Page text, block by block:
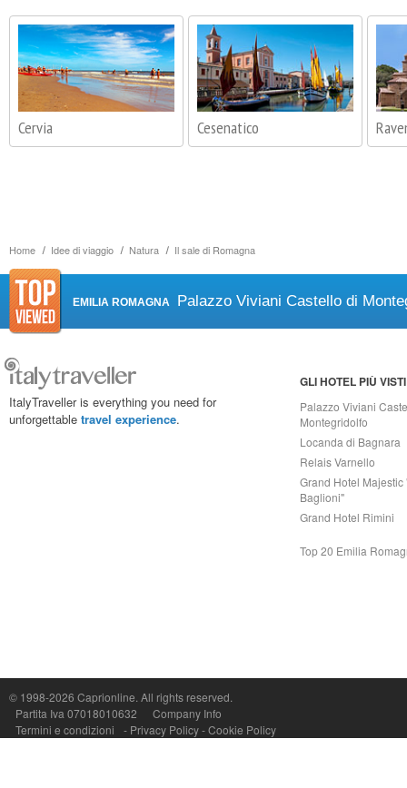
Home Idee di viaggio Natura Il sale di Romagna
Cervia Cesenatico
EMILIA ROMAGNA Palazzo Viviani Castello di
ItalyTraveller is everything you need for
unforgettable travel experience.
GLI HOTEL PIÙ VISTI
Palazzo Viviani
Montegridolfo
Locanda di Bagnara
Relais Varnello
Grand Hotel Majestic
Baglioni"
Grand Hotel Rimini
Top 20 Emilia
© 1998-2026 Caprionline. All rights reserved.
Partita Iva 07018010632
Company Info
Termini e condizioni
- Privacy Policy-Cookie Policy
P.Iva, C.F. e n.Reg.Imprese Napoli: 07018010632 - Rea n.557643